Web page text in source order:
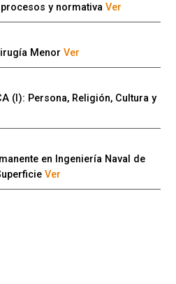
y normativaVer
MenorVer
(I): Persona, Religión, Cultura y
en Ingeniería Naval de
Ver